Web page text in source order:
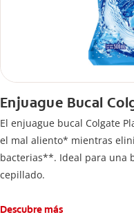
Enjuague Bucal
El enjuague bucal Colgate
el mal aliento* mientras
bacterias**. Ideal para una
cepillado.
Descubre más